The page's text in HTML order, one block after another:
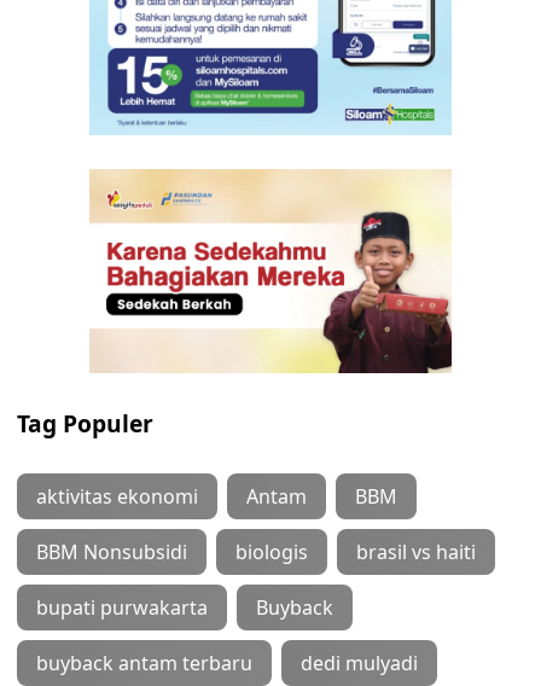
Tag Populer
aktivitas ekonomi Antam BBM
BBM Nonsubsidi biologis brasil vs haiti
bupati purwakarta Buyback
buyback antam terbaru dedi mulyadi